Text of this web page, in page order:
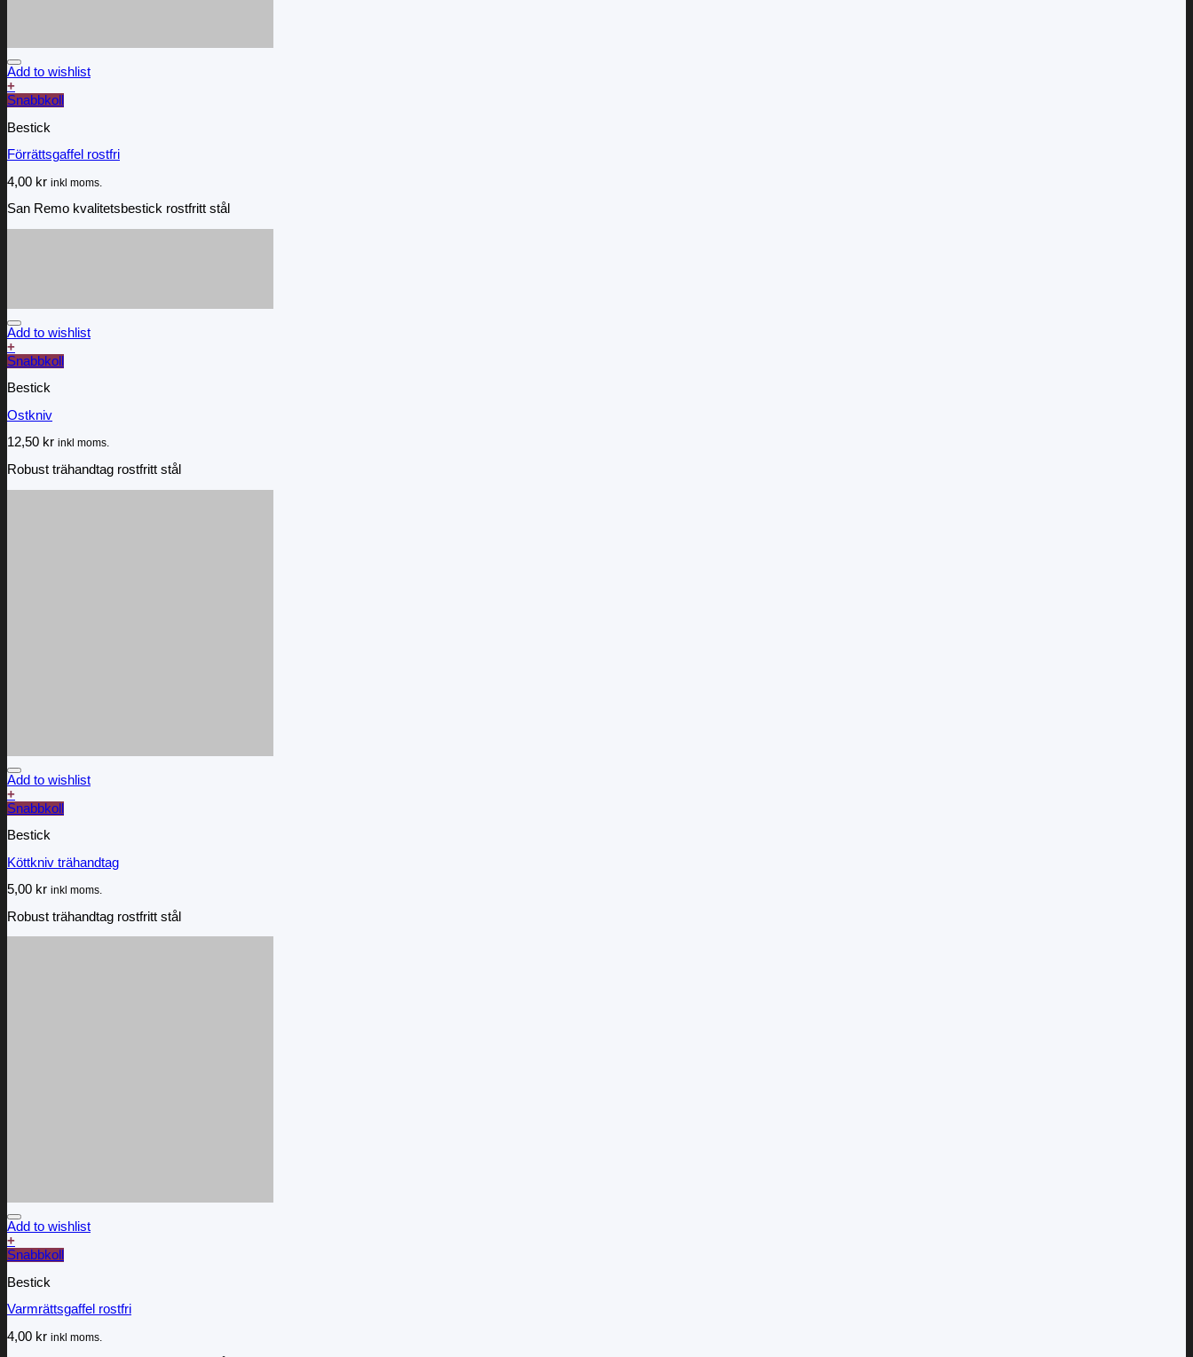
Add to wishlist
+
Snabbkoll
Bestick
Förrättsgaffel rostfri
4,00 kr inkl moms.
San Remo kvalitetsbestick rostfritt stål
Add to wishlist
+
Snabbkoll
Bestick
Ostkniv
12,50 kr inkl moms.
Robust trähandtag rostfritt stål
Add to wishlist
+
Snabbkoll
Bestick
Köttkniv trähandtag
5,00 kr inkl moms.
Robust trähandtag rostfritt stål
Add to wishlist
+
Snabbkoll
Bestick
Varmrättsgaffel rostfri
4,00 kr inkl moms.